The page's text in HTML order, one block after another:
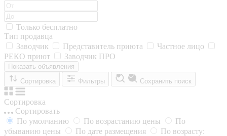
Только бесплатно
Тип продавца
Заводчик
Представитель приюта
Частное лицо
РЕКО приют
Заводчик ПРО
Показать объявления
Сортировка
Фильтры Сохранить поиск
Сортировка
Сортировать
По умолчанию
По возрастанию цены
По
убыванию цены
По дате размещения
По возрасту: